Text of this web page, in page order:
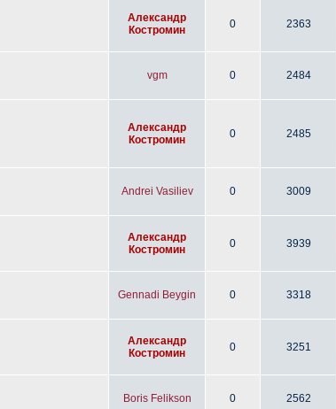
Александр
Костромин
0 2363
vgm 0 2484
Александр
Костромин
0 2485
Andrei Vasiliev 0 3009
Александр
Костромин
0 3939
Gennadi Beygin 0 3318
Александр
Костромин
0 3251
Boris Felikson 0 2562